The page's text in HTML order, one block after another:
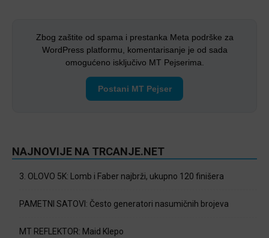
Zbog zaštite od spama i prestanka Meta podrške za
WordPress platformu, komentarisanje je od sada
omogućeno isključivo MT Pejserima.
Postani MT Pejser
NAJNOVIJE NA TRCANJE.NET
3. OLOVO 5K: Lomb i Faber najbrži, ukupno 120 finišera
PAMETNI SATOVI: Često generatori nasumičnih brojeva
MT REFLEKTOR: Maid Klepo